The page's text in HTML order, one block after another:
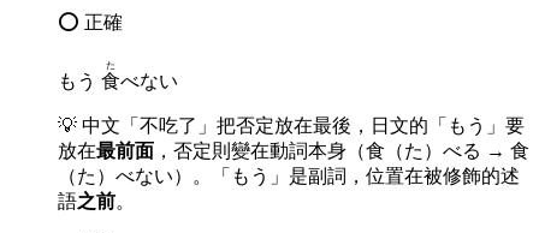
⭕ 正確
もう 食
た
べない
💡 中文「不吃了」把否定放在最後，日文的「もう」要
放在最前面 ，否定則變在動詞本身（食（た）べる → 食
（た）べない）。「もう」是副詞，位置在被修飾的述
語之前。